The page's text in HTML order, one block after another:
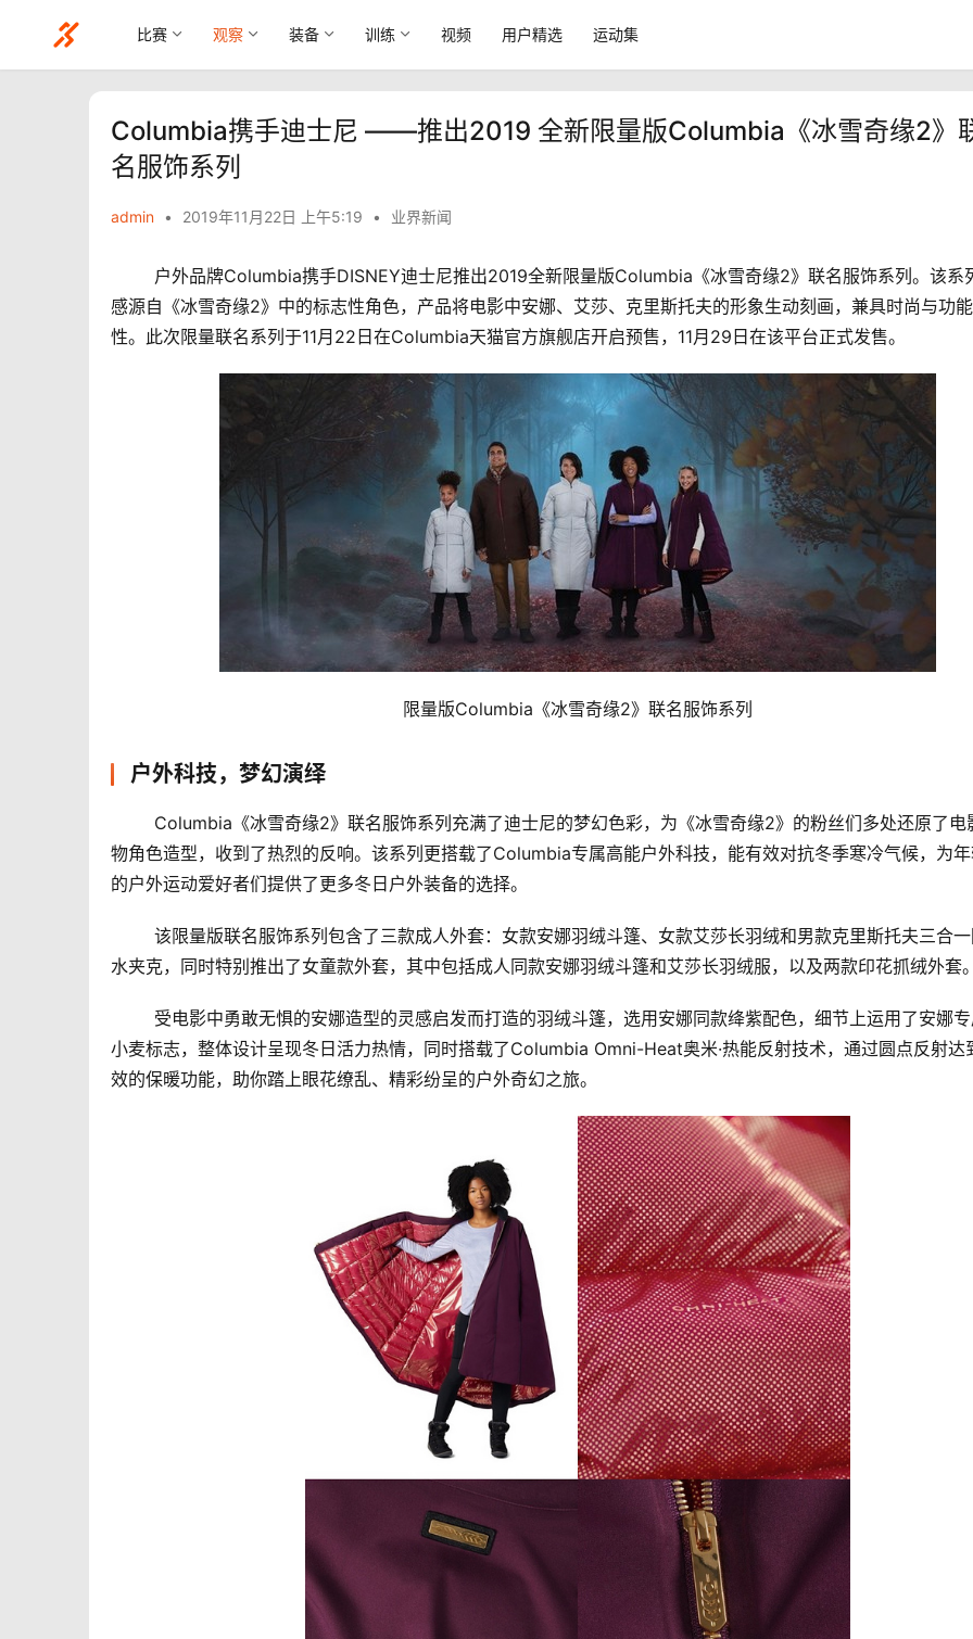
比赛 观察 装备 训练 视频 用户精选 运动集
Columbia携手迪士尼 ——推出2019 全新限量版Columbia《冰雪奇缘2》
名服饰系列
admin • 2019年11月22日 上午5:19 • 业界新闻
感源自《冰雪奇缘2》中的标志性角色，产品将电影中安娜、艾莎、克里斯托夫的形象生动刻画，兼具时尚与功能
性。此次限量联名系列于11月22日在Columbia天猫官方旗舰店开启预售，11月29日在该平台正式发售。
	限量版Columbia《冰雪奇缘2》联名服饰系列
户外科技，梦幻演绎
物角色造型，收到了热烈的反响。该系列更搭载了Columbia专属高能户外科技，能有效对抗冬季寒冷气候，为
的户外运动爱好者们提供了更多冬日户外装备的选择。
水夹克，同时特别推出了女童款外套，其中包括成人同款安娜羽绒斗篷和艾莎长羽绒服，以及两款印花抓绒外套
小麦标志，整体设计呈现冬日活力热情，同时搭载了Columbia Omni-Heat奥米·热能反射技术，通过圆点反射达
效的保暖功能，助你踏上眼花缭乱、精彩纷呈的户外奇幻之旅。